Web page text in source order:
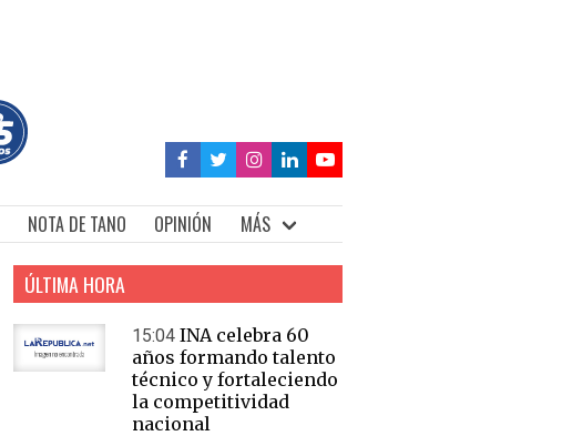
NOTA DE TANO OPINIÓN MÁS
ÚLTIMA HORA
15:04 INA celebra 60
años formando talento
técnico y fortaleciendo
la competitividad
nacional